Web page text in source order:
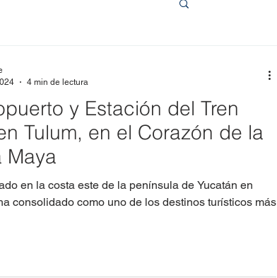
y Estación del Tren
Tulum, en el Corazón de la
Maya
en la costa este de la península de Yucatán en
consolidado como uno de los destinos turísticos más
4 min de lectura